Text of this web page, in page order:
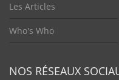
Les Articles
Who's Who
NOS RÉSEAUX